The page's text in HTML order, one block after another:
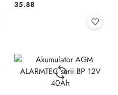
Cena:
35.88